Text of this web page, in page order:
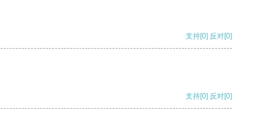
支持[0] 反对[0]
支持[0] 反对[0]